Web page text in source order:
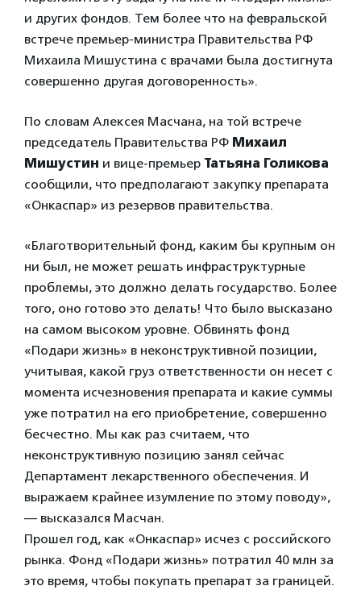
и других фондов. Тем более что на февральской
встрече премьер-министра Правительства РФ
Михаила Мишустина с врачами была достигнута
совершенно другая договоренность».
По словам Алексея Масчана, на той встрече
председатель Правительства РФ Михаил
Мишустин и вице-премьер Татьяна Голикова
сообщили, что предполагают закупку препарата
«Онкаспар» из резервов правительства.
«Благотворительный фонд, каким бы крупным он
ни был, не может решать инфраструктурные
проблемы, это должно делать государство. Более
того, оно готово это делать! Что было высказано
на самом высоком уровне. Обвинять фонд
«Подари жизнь» в неконструктивной позиции,
учитывая, какой груз ответственности он несет с
момента исчезновения препарата и какие суммы
уже потратил на его приобретение, совершенно
бесчестно. Мы как раз считаем, что
неконструктивную позицию занял сейчас
Департамент лекарственного обеспечения. И
выражаем крайнее изумление по этому поводу»,
— высказался Масчан.
Прошел год, как «Онкаспар» исчез с российского
рынка. Фонд «Подари жизнь» потратил 40 млн за
это время, чтобы покупать препарат за границей.